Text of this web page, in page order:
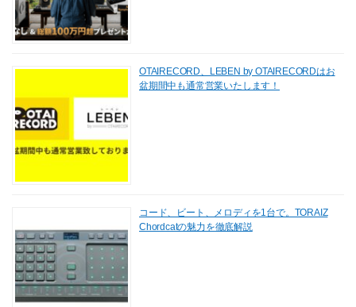
OTAIRECORD、LEBEN by OTAIRECORDはお
盆期間中も通常営業いたします！
コード、ビート、メロディを1台で。TORAIZ
Chordcatの魅力を徹底解説